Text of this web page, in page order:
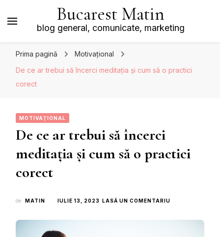
Bucarest Matin
blog general, comunicate, marketing
Prima pagină
Motivațional
De ce ar trebui să încerci meditația și cum să o practici
corect
MOTIVAȚIONAL
De ce ar trebui să încerci
meditația și cum să o practici
corect
de MATIN IULIE 13, 2023 LASĂ UN COMENTARIU